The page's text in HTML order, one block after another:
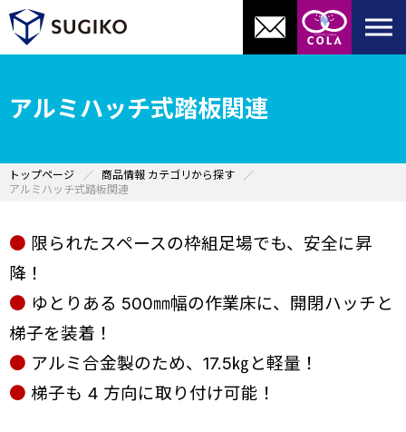
アルミハッチ式踏板関連
トップページ
商品情報 カテゴリから探す
アルミハッチ式踏板関連
● 限られたスペースの枠組足場でも、安全に昇
降！
● ゆとりある 500㎜幅の作業床に、開閉ハッチと
梯子を装着！
● アルミ合金製のため、17.5㎏と軽量！
● 梯子も 4 方向に取り付け可能！